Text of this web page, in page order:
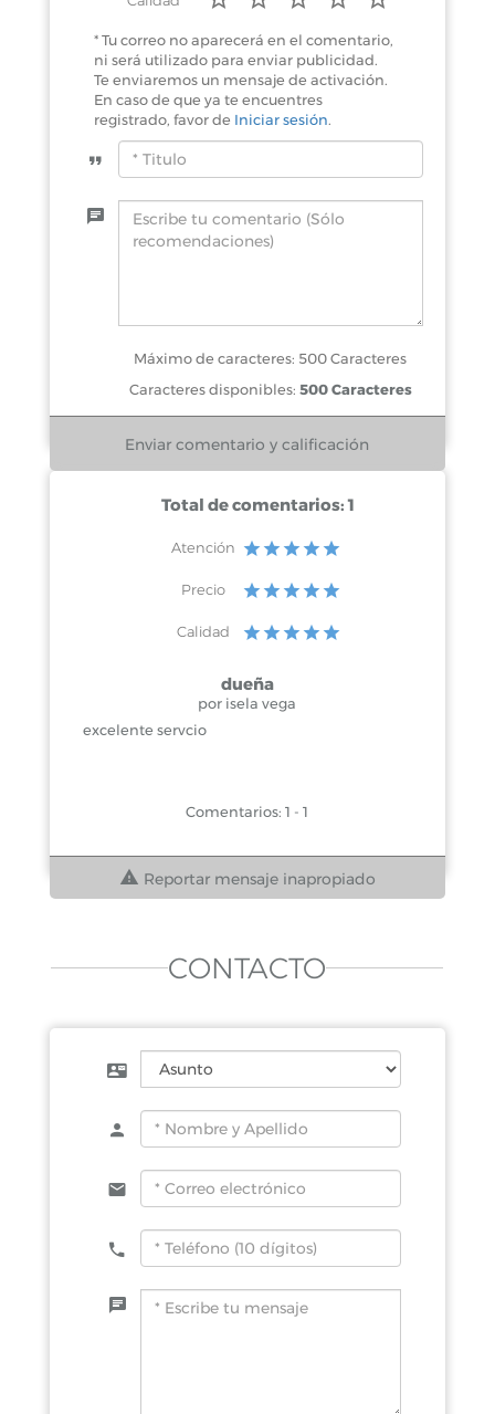
* Tu correo no aparecerá en el comentario,
ni será utilizado para enviar publicidad.
Te enviaremos un mensaje de activación.
En caso de que ya te encuentres
registrado, favor de Iniciar sesión.
Máximo de caracteres: 500 Caracteres
Caracteres disponibles: 500 Caracteres
Total de comentarios: 1
Reportar mensaje inapropiado
Atención
Precio
Calidad
dueña
por isela vega
excelente servcio
Comentarios: 1 - 1
CONTACTO